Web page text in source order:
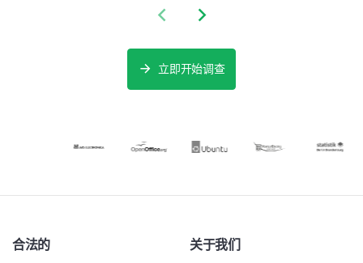
培训资源
痛点，捕捉关键
Previous slide
Next slide
立即开始调查
合法的 关于我们